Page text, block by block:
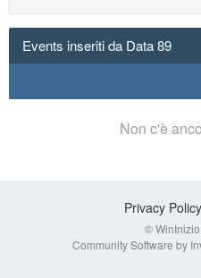
Events inseriti da Data 89
Non c'è
Privacy Policy
©
Community Software by